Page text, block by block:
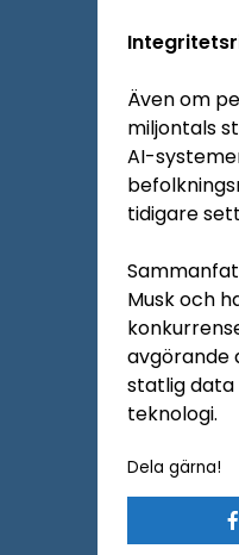
Även om
miljontals
AI-
tidigare
Musk och
avgörande
statlig data
teknologi.
Dela gärna!